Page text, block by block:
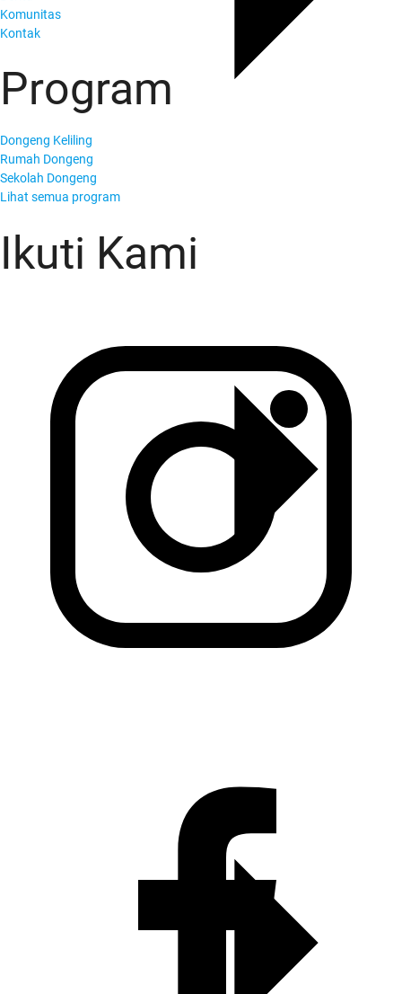
KADO Team
Komunitas
Kontak
Program
Dongeng Keliling
Rumah Dongeng
Sekolah Dongeng
Lihat semua program
Ikuti Kami